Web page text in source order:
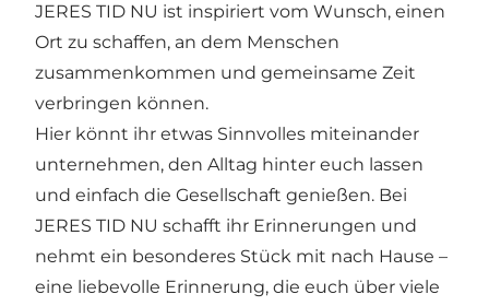
JERES TID NU ist inspiriert vom Wunsch, einen
Ort zu schaffen, an dem Menschen
zusammenkommen und gemeinsame Zeit
verbringen können.
Hier könnt ihr etwas Sinnvolles miteinander
unternehmen, den Alltag hinter euch lassen
und einfach die Gesellschaft genießen. Bei
JERES TID NU schafft ihr Erinnerungen und
nehmt ein besonderes Stück mit nach Hause –
eine liebevolle Erinnerung, die euch über viele